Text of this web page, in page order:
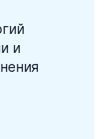
и